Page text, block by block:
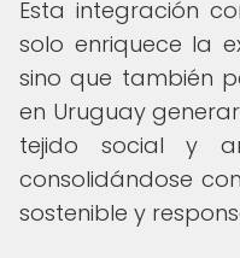
Esta integración
solo enriquece la
sino que también
en Uruguay
tejido social y
consolidándose
sostenible y